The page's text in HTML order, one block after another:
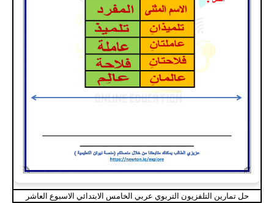
حل تمارين التلفزيون التربوي عربي الخامس الابتدائي الاسبوع العاشر